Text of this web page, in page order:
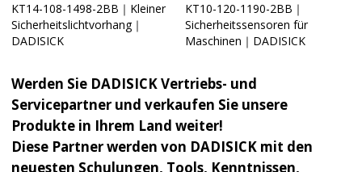
KT14-108-1498-2BB｜Kleiner
Sicherheitslichtvorhang｜
DADISICK
KT10-120-1190-2BB｜
Sicherheitssensoren für
Maschinen｜DADISICK
Werden Sie DADISICK Vertriebs- und
Servicepartner und verkaufen Sie unsere
Produkte in Ihrem Land weiter!
Diese Partner werden von DADISICK mit den
neuesten Schulungen, Tools, Kenntnissen,